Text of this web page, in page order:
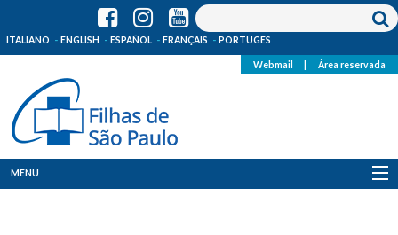
ITALIANO ENGLISH ESPAÑOL FRANÇAIS PORTUGÊS
Webmail Área reservada
MENU